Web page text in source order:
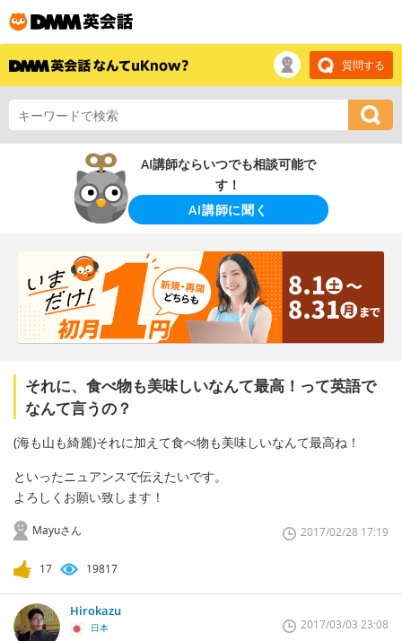
質問する
AI講師ならいつでも相談可能で
す！
AI講師に聞く
それに、食べ物も美味しいなんて最高！って英語で
なんて言うの？
(海も山も綺麗)それに加えて食べ物も美味しいなんて最高ね！
といったニュアンスで伝えたいです。
よろしくお願い致します！
Mayuさん 2017/02/28 17:19
17 19817
Hirokazu
日本 2017/03/03 23:08